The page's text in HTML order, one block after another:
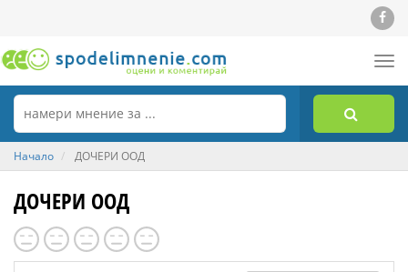
Начало ДОЧЕРИ ООД
ДОЧЕРИ ООД